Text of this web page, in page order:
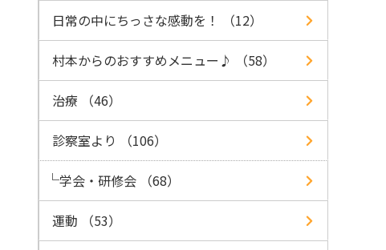
日常の中にちっさな感動を！ （12）
村本からのおすすめメニュー♪ （58）
治療 （46）
診察室より （106）
学会・研修会 （68）
運動 （53）